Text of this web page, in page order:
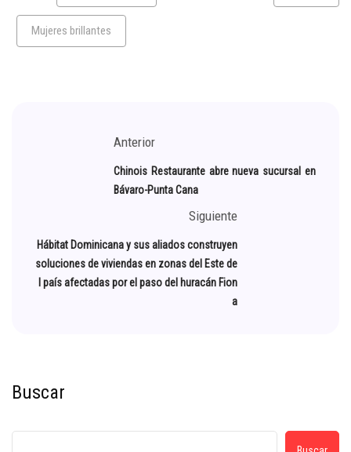
Mujeres brillantes
Anterior
Chinois Restaurante abre nueva sucursal en
Bávaro-Punta Cana
Siguiente
Hábitat Dominicana y sus aliados construyen
soluciones de viviendas en zonas del Este de
l país afectadas por el paso del huracán Fion
a
Buscar